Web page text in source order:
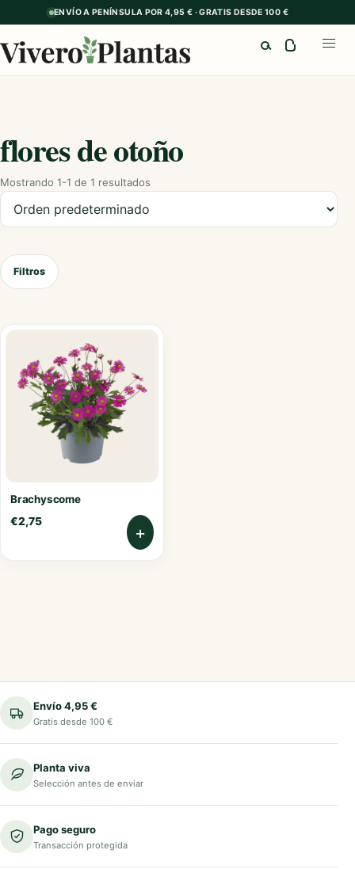
ENVÍO A PENÍNSULA POR 4,95 € · GRATIS DESDE 100 €
flores de otoño
Mostrando 1-1 de 1 resultados
Ordenar productos
Filtros
Brachyscome
€2,75
+
Envío 4,95 €
Gratis desde 100 €
Planta viva
Selección antes de enviar
Pago seguro
Transacción protegida